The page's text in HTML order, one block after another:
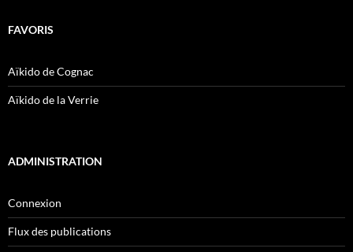
FAVORIS
Aïkido de Cognac
Aïkido de la Verrie
ADMINISTRATION
Connexion
Flux des publications